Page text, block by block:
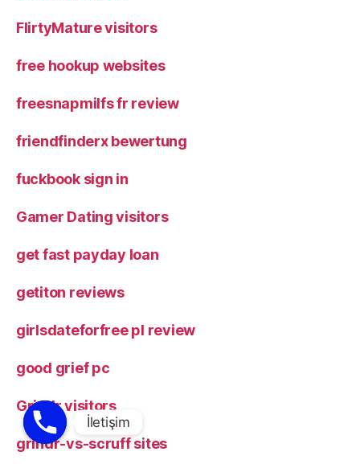
FlirtyMature visitors
free hookup websites
freesnapmilfs fr review
friendfinderx bewertung
fuckbook sign in
Gamer Dating visitors
get fast payday loan
getiton reviews
girlsdateforfree pl review
good grief pc
Grindr visitors
grindr-vs-scruff sites